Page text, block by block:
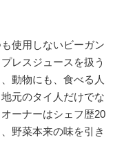
使用しないビーガン
レスジュースを扱う
動物にも、食べる人
元のタイ人だけでな
ーナーはシェフ歴20
野菜本来の味を引き